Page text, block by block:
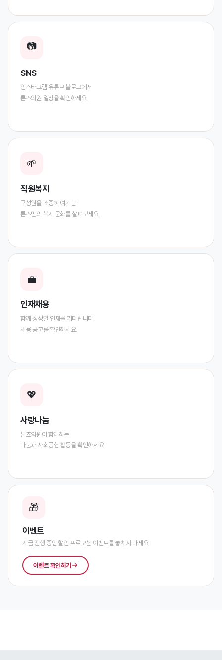
📷
SNS
인스타그램·유튜브·블로그에서
톤즈의원 일상을 확인하세요.
🌱
직원복지
구성원을 소중히 여기는
톤즈만의 복지 문화를 살펴보세요.
💼
인재채용
함께 성장할 인재를 기다립니다.
채용 공고를 확인하세요.
💖
사랑나눔
톤즈의원이 함께하는
나눔과 사회공헌 활동을 확인하세요.
🎁
이벤트
지금 진행 중인 할인·프로모션 이벤트를 놓치지 마세요
이벤트 확인하기